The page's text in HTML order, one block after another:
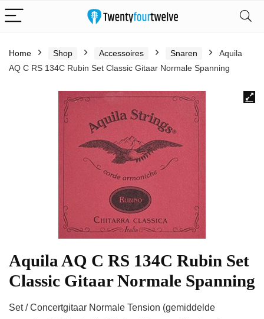
Home Shop Accessoires Snaren
Aquila
AQ C RS 134C Rubin Set Classic Gitaar Normale Spanning
Aquila AQ C RS 134C Rubin Set
Classic Gitaar Normale Spanning
Set / Concertgitaar Normale Tension (gemiddelde